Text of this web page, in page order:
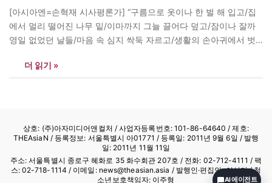
[아시아엔=손혁재 시사평론가] “구름으로 옷이나 한 벌 해 입고/집
에서 멀리 떨어진 나무 밑/이마까지 그늘 끌어다 덮고/잠이나 잘까
영일 없었던 날들/마음 속 심지 싹둑 자르고/생활의 손아귀에서 벗
한 잎 이파리로 태어나/천년 바람이나 희롱하며 살까”-이재무 ‘구름’
“대부분의 사람은 자신의 나침반이 아니라 다른 누군가의 나침반에
더 읽기 »
상호: (주)아자미디어앤컬처 /사업자등록번호: 101-86-64640 / 제호:
THEAsiaN / 등록정보: 서울특별시 아01771 / 등록일: 2011년 9월 6일 / 발행
일: 2011년 11월 11일
주소: 서울특별시 종로구 혜화로 35 화수회관 207호 / 전화: 02-712-4111 / 팩
스: 02-718-1114 / 이메일: news@theasian.asia / 발행인·편집인: 이상기 / 청
소년보호책임자: 이주형
AI 에이전트